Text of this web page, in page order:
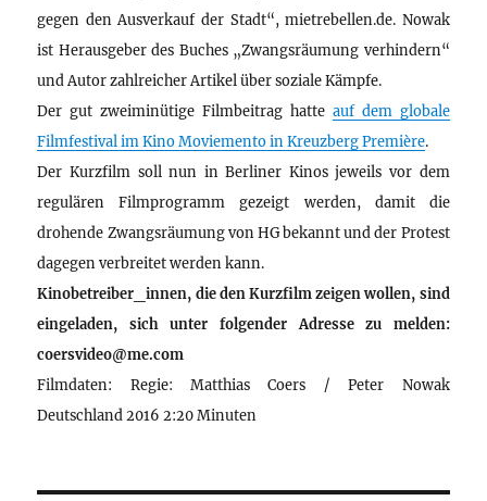
gegen den Ausverkauf der Stadt“, mietrebellen.de. Nowak
ist Herausgeber des Buches „Zwangsräumung verhindern“
und Autor zahlreicher Artikel über soziale Kämpfe.
Der gut zweiminütige Filmbeitrag hatte auf dem globale
Filmfestival im Kino Moviemento in Kreuzberg Première.
Der Kurzfilm soll nun in Berliner Kinos jeweils vor dem
regulären Filmprogramm gezeigt werden, damit die
drohende Zwangsräumung von HG bekannt und der Protest
dagegen verbreitet werden kann.
Kinobetreiber_innen, die den Kurzfilm zeigen wollen, sind
eingeladen, sich unter folgender Adresse zu melden:
coersvideo@me.com
Filmdaten: Regie: Matthias Coers / Peter Nowak
Deutschland 2016 2:20 Minuten